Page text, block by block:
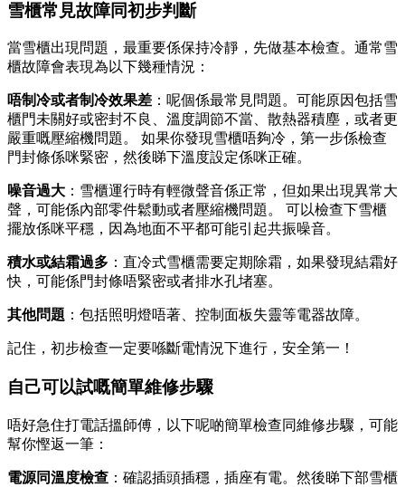
雪櫃常見故障同初步判斷
當雪櫃出現問題，最重要係保持冷靜，先做基本檢查。通常雪
櫃故障會表現為以下幾種情況：
唔制冷或者制冷效果差 ：呢個係最常見問題。可能原因包括雪
櫃門未關好或密封不良、溫度調節不當、散熱器積塵，或者更
嚴重嘅壓縮機問題。 如果你發現雪櫃唔夠冷，第一步係檢查
門封條係咪緊密，然後睇下溫度設定係咪正確。
噪音過大 ：雪櫃運行時有輕微聲音係正常，但如果出現異常大
聲，可能係內部零件鬆動或者壓縮機問題。 可以檢查下雪櫃
擺放係咪平穩，因為地面不平都可能引起共振噪音。
積水或結霜過多 ：直冷式雪櫃需要定期除霜，如果發現結霜好
快，可能係門封條唔緊密或者排水孔堵塞。
其他問題 ：包括照明燈唔著、控制面板失靈等電器故障。
記住，初步檢查一定要喺斷電情況下進行，安全第一！
自己可以試嘅簡單維修步驟
唔好急住打電話搵師傅，以下呢啲簡單檢查同維修步驟，可能
幫你慳返一筆：
電源同溫度檢查 ：確認插頭插穩，插座有電。然後睇下部雪櫃